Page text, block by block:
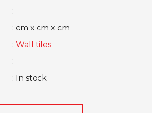
:
: cm x cm x cm
: Wall tiles
:
: In stock